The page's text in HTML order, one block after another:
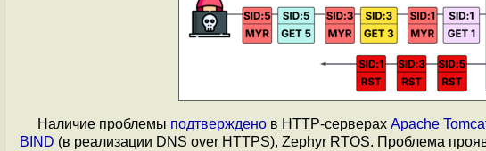
Наличие проблемы подтверждено в HTTP-серверах Apache
BIND (в реализации DNS over HTTPS), Zephyr RTOS. Проблема